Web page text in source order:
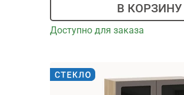
В КОРЗИНУ
Доступно для заказа